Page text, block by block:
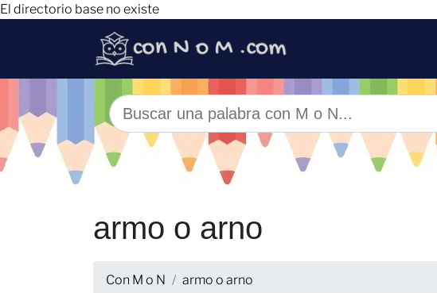
El directorio base no existe
armo o arno
Con M o N armo o arno